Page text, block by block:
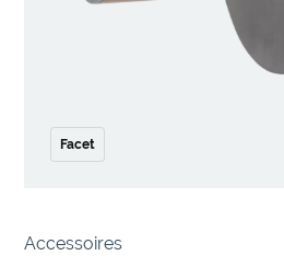
Facet
Accessoires